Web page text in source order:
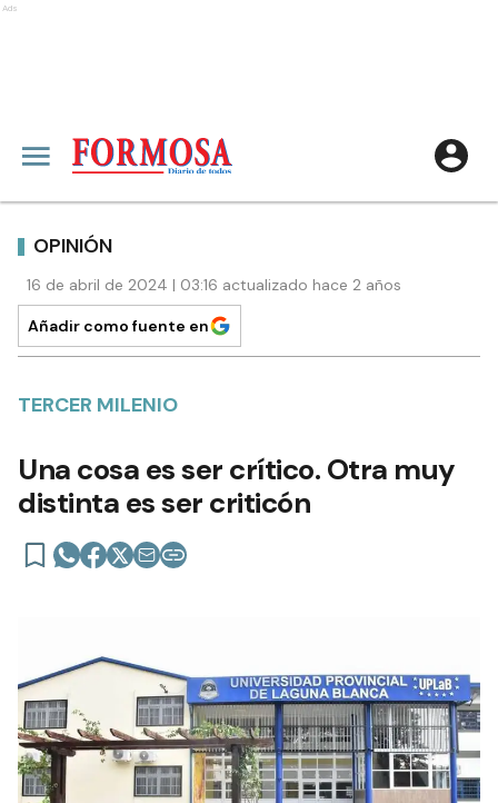
Ads
OPINIÓN
16 de abril de 2024 | 03:16 actualizado hace 2 años
Añadir como fuente en
TERCER MILENIO
Una cosa es ser crítico. Otra muy
distinta es ser criticón